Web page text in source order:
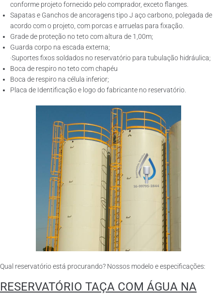
conforme projeto fornecido pelo comprador, exceto flanges.
Sapatas e Ganchos de ancoragens tipo J aço carbono, polegada de
acordo com o projeto, com porcas e arruelas para fixação.
Grade de proteção no teto com altura de 1,00m;
Guarda corpo na escada externa;
·Suportes fixos soldados no reservatório para tubulação hidráulica;
Boca de respiro no teto com chapéu
Boca de respiro na célula inferior;
Placa de Identificação e logo do fabricante no reservatório.
Qual reservatório está procurando? Nossos modelo e especificações:
RESERVATÓRIO TAÇA COM ÁGUA NA